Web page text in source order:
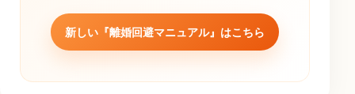
新しい『離婚回避マニュアル』はこちら